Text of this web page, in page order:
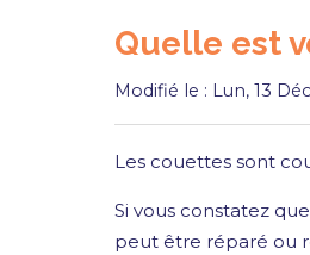
Quelle est
Modifié le : Lun, 13
Les couettes sont
Si vous constatez
peut être réparé ou